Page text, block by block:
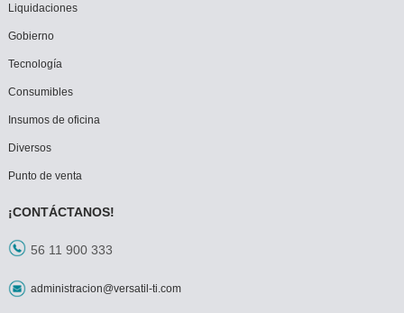
Liquidaciones
Gobierno
Tecnología
Consumibles
Insumos de oficina
Diversos
Punto de venta
¡CONTÁCTANOS!
56 11 900 333
administracion@versatil-ti.com